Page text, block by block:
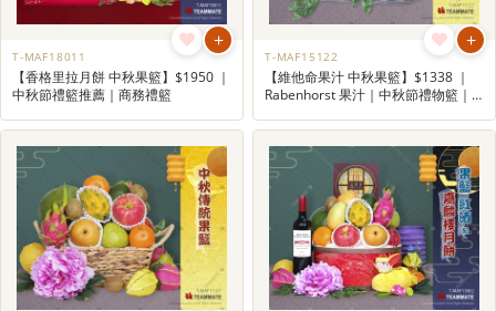
+
T-MAF18011
【香格里拉月餅 中秋果籃】$1950 ｜
中秋節禮籃推薦｜商務禮籃
+
T-MAF15122
【維他命果汁 中秋果籃】$1338 ｜
Rabenhorst 果汁｜中秋節禮物籃｜